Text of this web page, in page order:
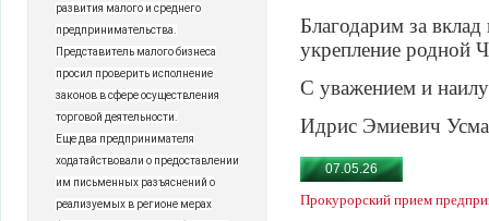
развития малого и среднего
предпринимательства.
Представитель малого бизнеса
просил проверить исполнение
законов в сфере осуществления
торговой деятельности.
Еще два предпринимателя
ходатайствовали о предоставлении
им письменных разъяснений о
реализуемых в регионе мерах
Благодарим за
укрепление родной
С уважением и
Идрис Эмиевич
07.05.26
Прокурорский прием